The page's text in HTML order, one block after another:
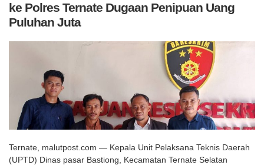
ke Polres Ternate Dugaan Penipuan Uang
Puluhan Juta
Ternate, malutpost.com — Kepala Unit Pelaksana Teknis Daerah
(UPTD) Dinas pasar Bastiong, Kecamatan Ternate Selatan